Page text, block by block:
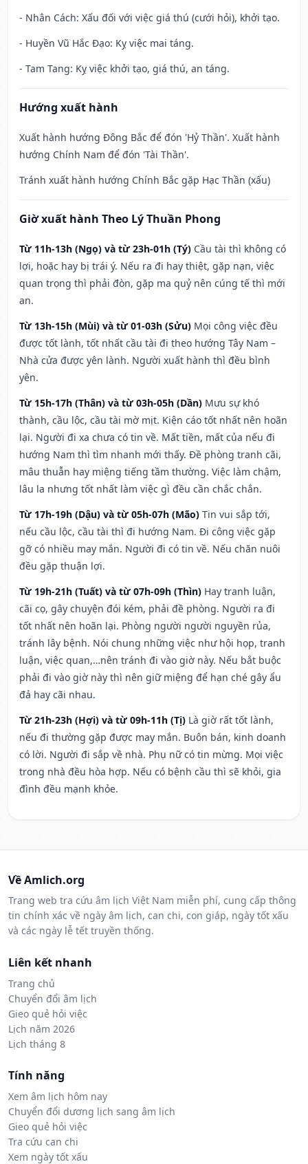
- Nhân Cách: Xấu đối với việc giá thú (cưới hỏi), khởi tạo.
- Huyền Vũ Hắc Đạo: Kỵ việc mai táng.
- Tam Tang: Kỵ việc khởi tạo, giá thú, an táng.
Hướng xuất hành
Xuất hành hướng Đông Bắc để đón 'Hỷ Thần'. Xuất hành
hướng Chính Nam để đón 'Tài Thần'.
Tránh xuất hành hướng Chính Bắc gặp Hạc Thần (xấu)
Giờ xuất hành Theo Lý Thuần Phong
Từ 11h-13h (Ngọ) và từ 23h-01h (Tý) Cầu tài thì không có
lợi, hoặc hay bị trái ý. Nếu ra đi hay thiệt, gặp nạn, việc
quan trọng thì phải đòn, gặp ma quỷ nên cúng tế thì mới
an.
Từ 13h-15h (Mùi) và từ 01-03h (Sửu) Mọi công việc đều
được tốt lành, tốt nhất cầu tài đi theo hướng Tây Nam –
Nhà cửa được yên lành. Người xuất hành thì đều bình
yên.
Từ 15h-17h (Thân) và từ 03h-05h (Dần) Mưu sự khó
thành, cầu lộc, cầu tài mờ mịt. Kiện cáo tốt nhất nên hoãn
lại. Người đi xa chưa có tin về. Mất tiền, mất của nếu đi
hướng Nam thì tìm nhanh mới thấy. Đề phòng tranh cãi,
mâu thuẫn hay miệng tiếng tầm thường. Việc làm chậm,
lâu la nhưng tốt nhất làm việc gì đều cần chắc chắn.
Từ 17h-19h (Dậu) và từ 05h-07h (Mão) Tin vui sắp tới,
nếu cầu lộc, cầu tài thì đi hướng Nam. Đi công việc gặp
gỡ có nhiều may mắn. Người đi có tin về. Nếu chăn nuôi
đều gặp thuận lợi.
Từ 19h-21h (Tuất) và từ 07h-09h (Thìn) Hay tranh luận,
cãi cọ, gây chuyện đói kém, phải đề phòng. Người ra đi
tốt nhất nên hoãn lại. Phòng người người nguyền rủa,
tránh lây bệnh. Nói chung những việc như hội họp, tranh
luận, việc quan,…nên tránh đi vào giờ này. Nếu bắt buộc
phải đi vào giờ này thì nên giữ miệng để hạn ché gây ẩu
đả hay cãi nhau.
Từ 21h-23h (Hợi) và từ 09h-11h (Tị) Là giờ rất tốt lành,
nếu đi thường gặp được may mắn. Buôn bán, kinh doanh
có lời. Người đi sắp về nhà. Phụ nữ có tin mừng. Mọi việc
trong nhà đều hòa hợp. Nếu có bệnh cầu thì sẽ khỏi, gia
đình đều mạnh khỏe.
Về Amlich.org
Trang web tra cứu âm lịch Việt Nam miễn phí, cung cấp thông
tin chính xác về ngày âm lịch, can chi, con giáp, ngày tốt xấu
và các ngày lễ tết truyền thống.
Liên kết nhanh
Trang chủ
Chuyển đổi âm lịch
Gieo quẻ hỏi việc
Lịch năm 2026
Lịch tháng 8
Tính năng
Xem âm lịch hôm nay
Chuyển đổi dương lịch sang âm lịch
Gieo quẻ hỏi việc
Tra cứu can chi
Xem ngày tốt xấu